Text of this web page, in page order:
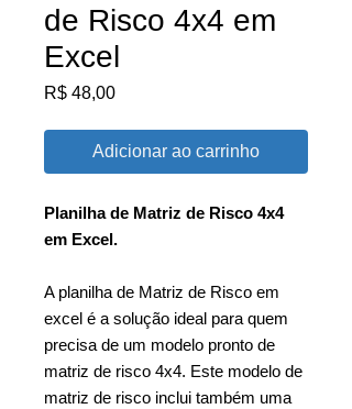
de Risco 4x4 em
Excel
R$ 48,00Preço
Adicionar ao carrinho
Planilha de Matriz de Risco 4x4
em Excel.
A planilha de Matriz de Risco em
excel é a solução ideal para quem
precisa de um modelo pronto de
matriz de risco 4x4. Este modelo de
matriz de risco inclui também uma